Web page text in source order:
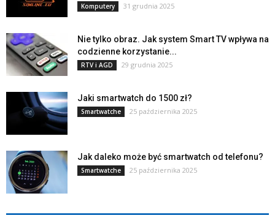
Komputery 31 grudnia 2025
Nie tylko obraz. Jak system Smart TV wpływa na
codzienne korzystanie...
RTV i AGD 29 grudnia 2025
Jaki smartwatch do 1500 zł?
Smartwatche 25 października 2025
Jak daleko może być smartwatch od telefonu?
Smartwatche 25 października 2025